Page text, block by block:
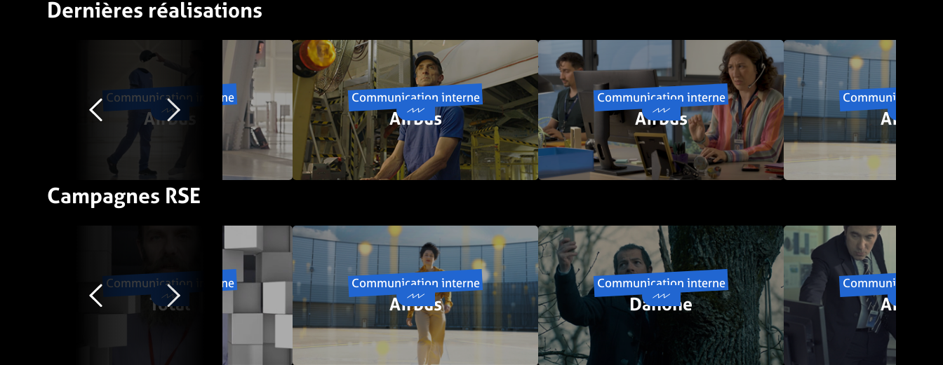
Dernières réalisations
Communication interne
Airbus
Communication interne
Airbus
Communication interne
Airbus
Communication
Airbus
Campagnes RSE
Communication interne
Total
Communication interne
Airbus
Communication interne
Danone
Communication
Airbus